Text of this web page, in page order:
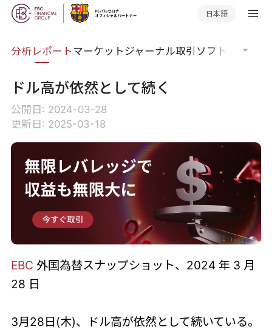
日本語
分析レポート マーケットジャーナル取引ソフトウェア
ドル高が依然として続く
公開日: 2024-03-28
更新日: 2025-03-18
EBC 外国為替スナップショット、2024 年 3 月
28 日
3月28日(木)、ドル高が依然として続いている。